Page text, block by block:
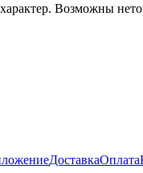
Возможны
ДоставкаОплата